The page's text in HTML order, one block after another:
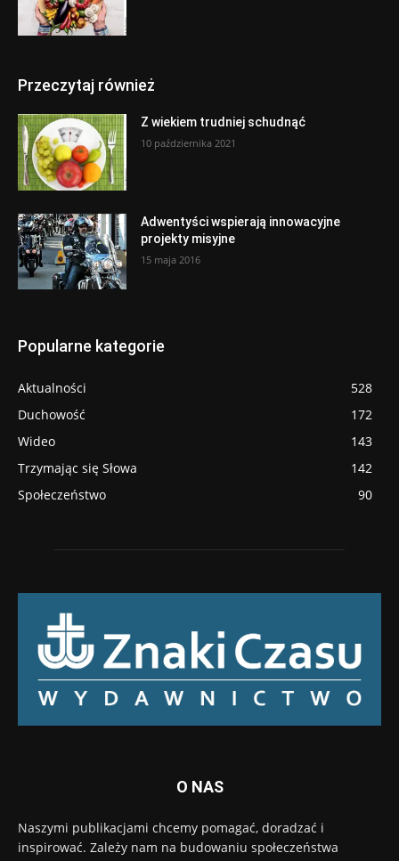
Przeczytaj również
Z wiekiem trudniej schudnąć
10 października 2021
Adwentyści wspierają innowacyjne
projekty misyjne
15 maja 2016
Popularne kategorie
Aktualności
528
Duchowość
172
Wideo
143
Trzymając się Słowa
142
Społeczeństwo
90
O NAS
Naszymi publikacjami chcemy pomagać, doradzać i
inspirować. Zależy nam na budowaniu społeczeństwa